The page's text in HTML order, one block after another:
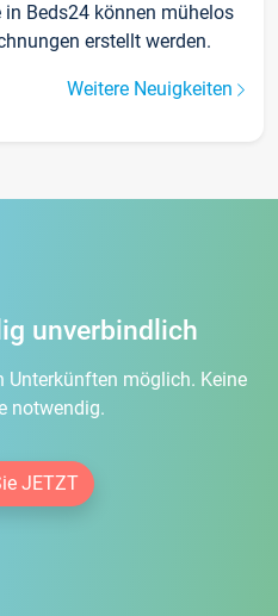
Beds24 können mühelos
erstellt werden.
Weitere Neuigkeiten
unverbindlich
Unterkünften möglich. Keine
notwendig.
JETZT